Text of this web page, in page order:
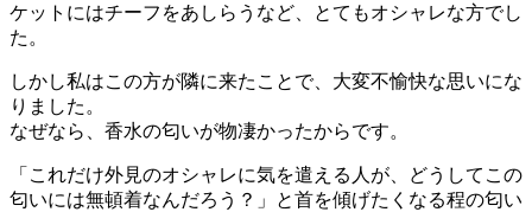
ケットにはチーフをあしらうなど、とてもオシャレな方でし
た。
しかし私はこの方が隣に来たことで、大変不愉快な思いにな
りました。
なぜなら、香水の匂いが物凄かったからです。
「これだけ外見のオシャレに気を遣える人が、どうしてこの
匂いには無頓着なんだろう？」と首を傾げたくなる程の匂い